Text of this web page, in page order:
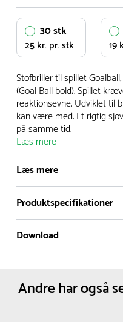
Vi har et stort og effektivt
med mere end 5.000
omgående levering.
- Leveringstiden på
hverdage
- Leveringstiden på
ved bestilling
- I tilfælde af restordre vil
mail eller telefon med
Alle vores legepladser
betyder, at de normalt
uger. Leveringstiden
30 stk
25 kr. pr. stk
19
Stofbriller til spillet
(Goal Ball bold). Spillet
reaktionsevne. Udviklet til
kan være med. Et rigtig
på samme tid.
Læs mere
Læs mere
Stofbriller til spillet
klokkebold (Goal Ball
koncentration og god
blinde og
Brillen er i sort stof
Produktspecifikationer
Materiale:
Dimensioner:
Netto vægt:
Download
Andre har også